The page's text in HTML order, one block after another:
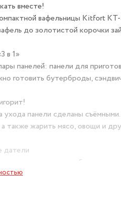
вместе!
вафельницы Kitfort КТ-
до золотистой корочки
в 1»
панелей: панели для
готовить бутерброды,
ухода панели сделаны
также жарить мясо, овощи и
датели
ножки не дают прибору
хранения.